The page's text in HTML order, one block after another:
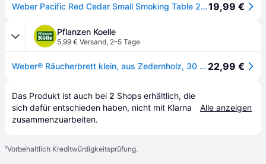
Weber Pacific Red Cedar Small Smoking Table 2 Units Durchsichtig19,99 €
Pflanzen Koelle
5,99 € Versand, 2–5 Tage
Weber® Räucherbrett klein, aus Zedernholz, 30 x 15 cm, 2 Stück 22,99 €
Das Produkt ist auch bei 2 Shops erhältlich, die
sich dafür entschieden haben, nicht mit Klarna
zusammenzuarbeiten.
Alle anzeigen
¹Vorbehaltlich Kreditwürdigkeitsprüfung.